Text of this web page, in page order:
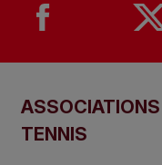
ASSOCIATIONS
TENNIS